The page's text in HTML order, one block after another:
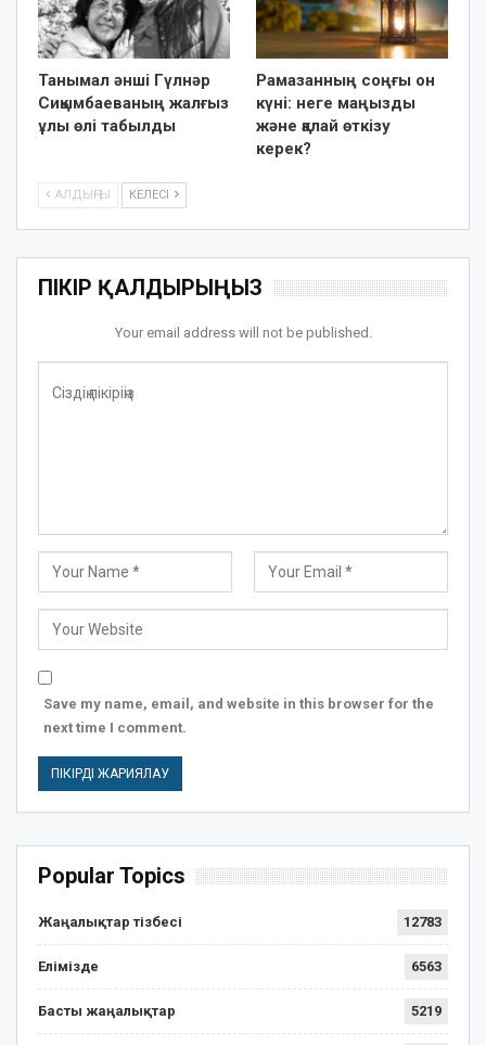
Танымал әнші Гүлнәр
Сиқымбаеваның жалғыз
ұлы өлі табылды
Рамазанның соңғы он
күні: неге маңызды
және қалай өткізу
керек?
АЛДЫҢҒЫ КЕЛЕСІ
ПІКІР ҚАЛДЫРЫҢЫЗ
Your email address will not be published.
Save my name, email, and website in this browser for the
next time I comment.
Popular Topics
Жаңалықтар тізбесі 12783
Елімізде 6563
Басты жаңалықтар 5219